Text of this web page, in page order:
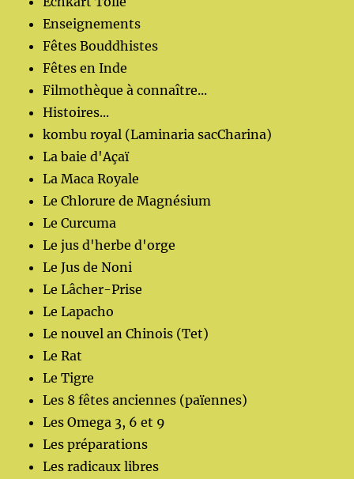
Enseignements
Fêtes Bouddhistes
Fêtes en Inde
Filmothèque à connaître...
Histoires...
kombu royal (Laminaria sacCharina)
La baie d'Açaï
La Maca Royale
Le Chlorure de Magnésium
Le Curcuma
Le jus d'herbe d'orge
Le Jus de Noni
Le Lâcher-Prise
Le Lapacho
Le nouvel an Chinois (Tet)
Le Rat
Le Tigre
Les 8 fêtes anciennes (païennes)
Les Omega 3, 6 et 9
Les préparations
Les radicaux libres